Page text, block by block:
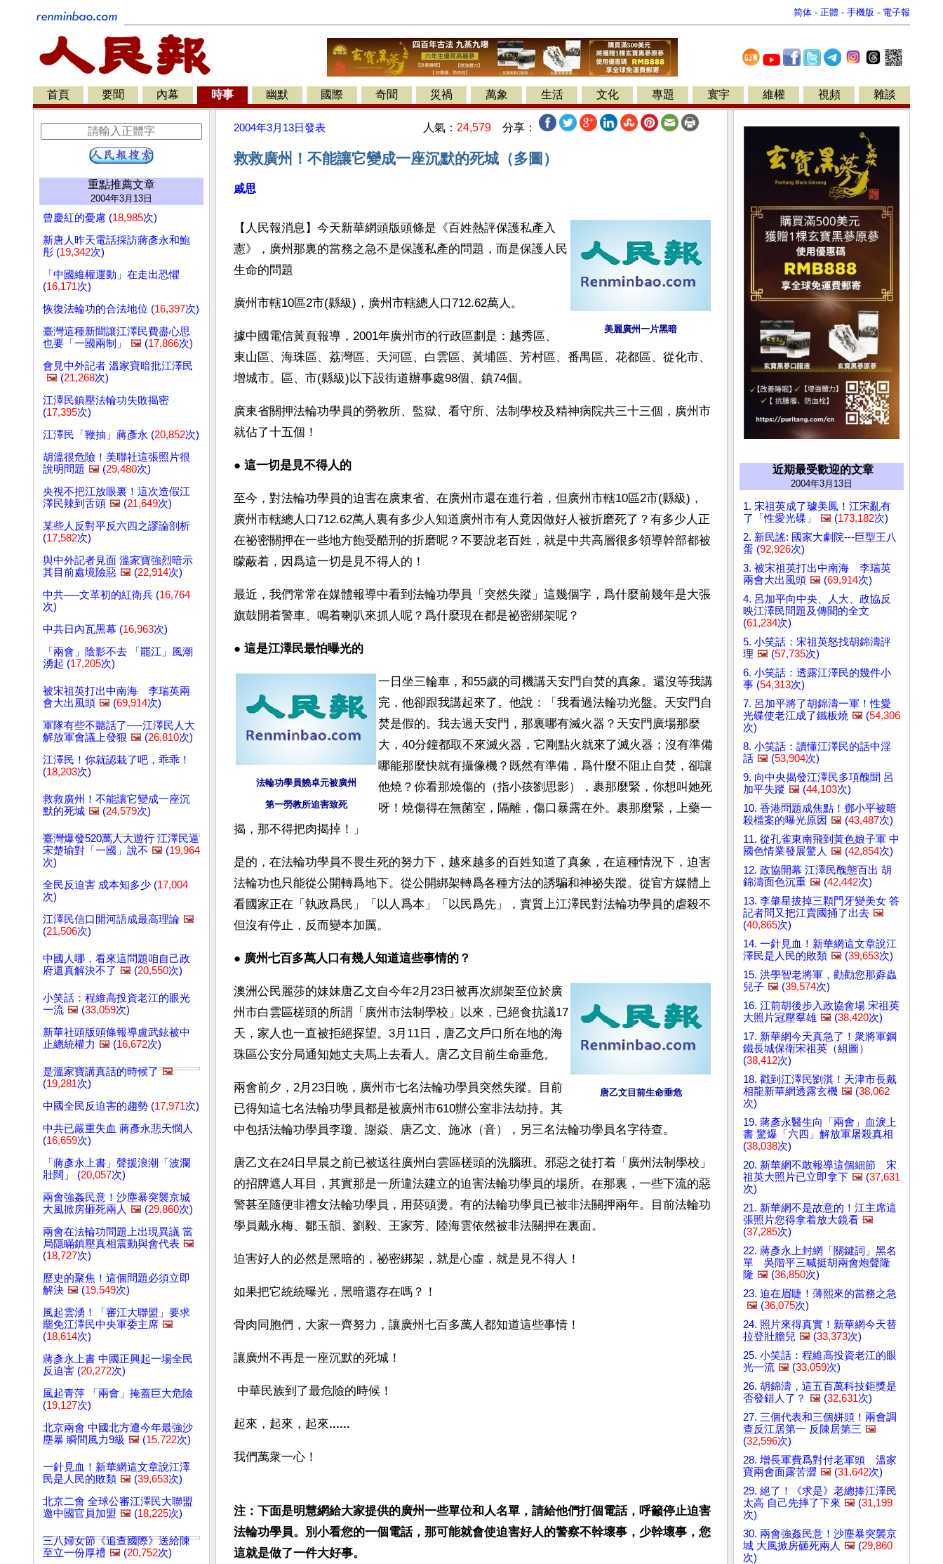
简体 - 正體 - 手機版 - 電子報
首頁 要聞 內幕 時事 幽默 國際 奇聞 災禍 萬象 生活 文化 專題 寰宇 維權 視頻 雜談
重點推薦文章
2004年3月13日
曾慶紅的憂慮 (18,985次)
新唐人昨天電話採訪蔣彥永和鮑
彤 (19,342次)
「中國維權運動」在走出恐懼
(16,171次)
恢復法輪功的合法地位 (16,397次)
臺灣這種新聞讓江澤民費盡心思
也要「一國兩制」
🖼️ (17,866次)
會見中外記者 溫家寶暗批江澤民
🖼️ (21,268次)
江澤民鎮壓法輪功失敗揭密
(17,395次)
江澤民「鞭抽」蔣彥永 (20,852次)
胡溫很危險！美聯社這張照片很
說明問題 🖼️ (29,480次)
央視不把江放眼裏！這次造假江
澤民辣到舌頭 🖼️ (21,649次)
某些人反對平反六四之謬論剖析
(17,582次)
與中外記者見面 溫家寶強烈暗示
其目前處境險惡 🖼️ (22,914次)
中共──文革初的紅衛兵 (16,764
次)
中共日內瓦黑幕 (16,963次)
「兩會」陰影不去 「罷江」風潮
湧起 (17,205次)
被宋祖英打出中南海 李瑞英兩
會大出風頭 🖼️ (69,914次)
軍隊有些不聽話了──江澤民人大
解放軍會議上發狠 🖼️ (26,810次)
江澤民！你就認栽了吧，乖乖！
(18,203次)
救救廣州！不能讓它變成一座沉
默的死城 🖼️ (24,579次)
臺灣爆發520萬人大遊行 江澤民逼
宋楚瑜對「一國」說不 🖼️ (19,964
次)
全民反迫害 成本知多少 (17,004
次)
江澤民信口開河語成最高理論 🖼️
(21,506次)
中國人哪，看來這問題咱自己政
府還真解決不了 🖼️ (20,550次)
小笑話：程維高投資老江的眼光
一流 🖼️ (33,059次)
新華社頭版頭條報導盧武鉉被中
止總統權力 🖼️ (16,672次)
是溫家寶講真話的時候了 🖼️
(19,281次)
中國全民反迫害的趨勢 (17,971次)
中共已嚴重失血 蔣彥永悲天憫人
(16,659次)
「蔣彥永上書」聲援浪潮「波瀾
壯闊」 (20,057次)
兩會強姦民意！沙塵暴突襲京城
大風掀房砸死兩人 🖼️ (29,860次)
兩會在法輪功問題上出現異議 當
局隱瞞鎮壓真相震動與會代表 🖼️
(18,727次)
歷史的聚焦！這個問題必須立即
解決 🖼️ (19,549次)
風起雲湧！「審江大聯盟」要求
罷免江澤民中央軍委主席 🖼️
(18,614次)
蔣彥永上書 中國正興起一場全民
反迫害 (20,272次)
風起青萍 「兩會」掩蓋巨大危險
(19,127次)
北京兩會 中國北方遭今年最強沙
塵暴 瞬間風力9級 🖼️ (15,722次)
一針見血！新華網這文章說江澤
民是人民的敗類 🖼️ (39,653次)
北京二會 全球公審江澤民大聯盟
邀中國官員加盟 🖼️ (18,225次)
三八婦女節《追查國際》送給陳
至立一份厚禮 🖼️ (20,752次)
2004年3月13日發表 人氣： 24,579 分享：
救救廣州！不能讓它變成一座沉默的死城（多圖）
戚思
美麗廣州一片黑暗
【人民報消息】今天新華網頭版頭條是《百姓熱評保護私產入
憲》，廣州那裏的當務之急不是保護私產的問題，而是保護人民
生命的問題
廣州市轄10區2市(縣級)，廣州市轄總人口712.62萬人。
據中國電信黃頁報導，2001年廣州市的行政區劃是：越秀區、
東山區、海珠區、荔灣區、天河區、白雲區、黃埔區、芳村區、番禺區、花都區、從化市、
增城市。區、市(縣級)以下設街道辦事處98個、鎮74個。
廣東省關押法輪功學員的勞教所、監獄、看守所、法制學校及精神病院共三十三個，廣州市
就佔了十五個！
● 這一切是見不得人的
至今，對法輪功學員的迫害在廣東省、在廣州市還在進行着，但廣州市轄10區2市(縣級)，
廣州市轄總人口712.62萬人裏有多少人知道廣州市有人竟因做好人被折磨死了？有多少人正
在祕密關押在一些地方飽受酷刑的折磨呢？不要說老百姓，就是中共高層很多領導幹部都被
矇蔽着，因爲這一切是見不得人的！
最近，我們常常在媒體報導中看到法輪功學員「突然失蹤」這幾個字，爲什麼前幾年是大張
旗鼓開着警車、鳴着喇叭來抓人呢？爲什麼現在都是祕密綁架呢？
● 這是江澤民最怕曝光的
法輪功學員饒卓元被廣州
第一勞教所迫害致死
一日坐三輪車，和55歲的司機講天安門自焚的真象。還沒等我講
完，他卻跟我講起來了。他說：「我看過法輪功光盤。天安門自
焚是假的。我去過天安門，那裏哪有滅火器？天安門廣場那麼
大，40分鐘都取不來滅火器，它剛點火就來了滅火器；沒有準備
哪能那麼快就有攝像機？既然有準備，爲什麼不阻止自焚，卻讓
他燒？你看那燒傷的（指小孩劉思影），裹那麼緊，你想叫她死
呀！燒傷得在無菌室，隔離，傷口暴露在外。裹那麼緊，上藥一
揭，那不得把肉揭掉！」
是的，在法輪功學員不畏生死的努力下，越來越多的百姓知道了真象，在這種情況下，迫害
法輪功也只能從公開轉爲地下。從公開綁架轉爲各種方法的誘騙和神祕失蹤。從官方媒體上
看國家正在「執政爲民」「以人爲本」「以民爲先」，實質上江澤民對法輪功學員的虐殺不
但沒有停止，反而變本加厲。
● 廣州七百多萬人口有幾人知道這些事情的？
唐乙文目前生命垂危
澳洲公民麗莎的妹妹唐乙文自今年2月23日被再次綁架至位於廣
州市白雲區槎頭的所謂「廣州市法制學校」以來，已絕食抗議17
天，家人也一直被拒絕探望。3月11日，唐乙文戶口所在地的海
珠區公安分局通知她丈夫馬上去看人。唐乙文目前生命垂危。
兩會前夕，2月23日晚，廣州市七名法輪功學員突然失蹤。目前
已得知這七名法輪功學員都是被廣州市610辦公室非法劫持。其
中包括法輪功學員李瓊、謝焱、唐乙文、施冰（音），另三名法輪功學員名字待查。
唐乙文在24日早晨之前已被送往廣州白雲區槎頭的洗腦班。邪惡之徒打着「廣州法制學校」
的招牌遮人耳目，其實那是一所違法建立的迫害法輪功學員的場所。在那裏，一些下流的惡
警甚至隨便非禮女法輪功學員，用菸頭燙。有的法輪功學員已被非法關押兩年。目前法輪功
學員戴永梅、鄒玉韻、劉毅、王家芳、陸海雲依然被非法關押在裏面。
迫害好人的必然是黑暗的，祕密綁架，就是心虛，就是見不得人！
如果把它統統曝光，黑暗還存在嗎？！
骨肉同胞們，大家一齊努力，讓廣州七百多萬人都知道這些事情！
讓廣州不再是一座沉默的死城！
中華民族到了最危險的時候！
起來，起來，起來......
我們萬衆一心！
注：下面是明慧網給大家提供的廣州一些單位和人名單，請給他們打個電話，呼籲停止迫害
法輪功學員。別小看您的一個電話，那可能就會使迫害好人的警察不幹壞事，少幹壞事，您
這就是做了一件大好事。
近期最受歡迎的文章
2004年3月13日
1. 宋祖英成了璩美鳳！江宋亂有
了「性愛光碟」
🖼️ (173,182次)
2. 新民謠: 國家大劇院---巨型王八
蛋 (92,926次)
3. 被宋祖英打出中南海 李瑞英
兩會大出風頭 🖼️ (69,914次)
4. 呂加平向中央、人大、政協反
映江澤民問題及傳聞的全文
(61,234次)
5. 小笑話：宋祖英怒找胡錦濤評
理 🖼️ (57,735次)
6. 小笑話：透露江澤民的幾件小
事 (54,313次)
7. 呂加平將了胡錦濤一軍！性愛
光碟使老江成了鐵板燒 🖼️ (54,306
次)
8. 小笑話：讀懂江澤民的話中淫
話 🖼️ (53,904次)
9. 向中央揭發江澤民多項醜聞 呂
加平失蹤 🖼️ (44,103次)
10. 香港問題成焦點！鄧小平被暗
殺檔案的曝光原因 🖼️ (43,487次)
11. 從孔雀東南飛到黃色娘子軍 中
國色情業發展驚人 🖼️ (42,854次)
12. 政協開幕 江澤民醜態百出 胡
錦濤面色沉重 🖼️ (42,442次)
13. 李肇星拔掉三顆門牙變美女 答
記者問又把江賣國捅了出去 🖼️
(40,865次)
14. 一針見血！新華網這文章說江
澤民是人民的敗類 🖼️ (39,653次)
15. 洪學智老將軍，勸勸您那孬蟲
兒子 🖼️ (39,574次)
16. 江前胡後步入政協會場 宋祖英
大照片冠壓羣雄 🖼️ (38,420次)
17. 新華網今天真急了！衆將軍鋼
鐵長城保衛宋祖英（組圖）
(38,412次)
18. 戳到江澤民劉淇！天津市長戴
相龍新華網透露玄機 🖼️ (38,062
次)
19. 蔣彥永醫生向「兩會」血淚上
書 驚爆「六四」解放軍屠殺真相
(38,038次)
20. 新華網不敢報導這個細節 宋
祖英大照片已立即拿下 🖼️ (37,631
次)
21. 新華網不是故意的！江主席這
張照片您得拿着放大鏡看 🖼️
(37,285次)
22. 蔣彥永上封網「關鍵詞」黑名
單 吳階平三喊挺胡兩會炮聲隆
隆 🖼️ (36,850次)
23. 迫在眉睫！薄熙來的當務之急
🖼️ (36,075次)
24. 照片來得真實！新華網今天替
拉登壯膽兒 🖼️ (33,373次)
25. 小笑話：程維高投資老江的眼
光一流 🖼️ (33,059次)
26. 胡錦濤，這五百萬科技鉅獎是
否發錯人了？ 🖼️ (32,631次)
27. 三個代表和三個姘頭！兩會調
查反江居第一 反陳居第三 🖼️
(32,596次)
28. 增長軍費爲對付老軍頭 溫家
寶兩會面露苦澀 🖼️ (31,642次)
29. 絕了！《求是》老總捧江澤民
太高 自己先摔了下來 🖼️ (31,199
次)
30. 兩會強姦民意！沙塵暴突襲京
城 大風掀房砸死兩人 🖼️ (29,860
次)